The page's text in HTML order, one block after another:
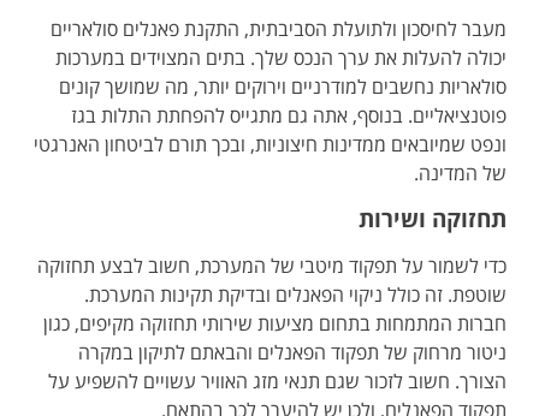
מעבר לחיסכון ולתועלת הסביבתית, התקנת פאנלים סולאריים
יכולה להעלות את ערך הנכס שלך. בתים המצוידים במערכות
סולאריות נחשבים למודרניים וירוקים יותר, מה שמושך קונים
פוטנציאליים. בנוסף, אתה גם מתגייס להפחתת התלות בגז
ונפט שמיובאים ממדינות חיצוניות, ובכך תורם לביטחון האנרגטי
של המדינה.
תחזוקה ושירות
כדי לשמור על תפקוד מיטבי של המערכת, חשוב לבצע תחזוקה
שוטפת. זה כולל ניקוי הפאנלים ובדיקת תקינות המערכת.
חברות המתמחות בתחום מציעות שירותי תחזוקה מקיפים, כגון
ניטור מרחוק של תפקוד הפאנלים והבאתם לתיקון במקרה
הצורך. חשוב לזכור שגם תנאי מזג האוויר עשויים להשפיע על
תפקוד הפאנלים, ולכן יש להיערך לכך בהתאם.